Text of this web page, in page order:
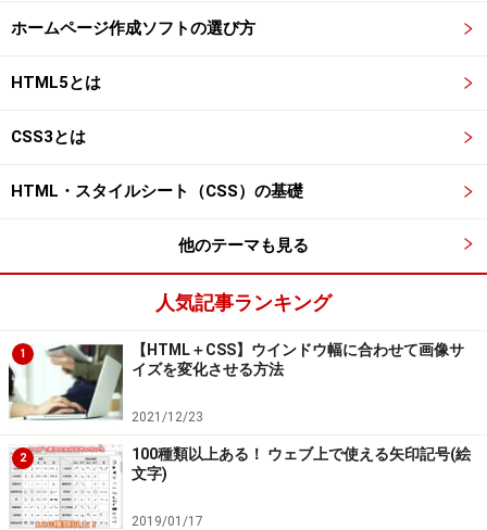
ul要素とli要素で作るリストを、横方向に並べる装飾例
上図の上側は、1段階のリストを単に横方向に並べてい
るだけです。上図の下側は、2段階のリストを(1段目は緑
装飾も、CSSを使えば簡単に作成できます。
■例2. リスト項目を「横方向いっぱいに広げて並べる」
方法
項目をすべて繋げて、描画領域の横方向いっぱいに広げ
て並べる装飾です。ウェブページの上部に掲載する「メ
ニューバー」などとして使えるでしょう。
ホームページ作成ソフトの選び方
HTML5とは
CSS3とは
HTML・スタイルシート（CSS）の基礎
他のテーマも見る
人気記事ランキング
1
【HTML＋CSS】ウインドウ幅に合わせて画像サ
イズを変化させる方法
2021/12/23
2
100種類以上ある！ ウェブ上で使える矢印記号(絵
文字)
2019/01/17